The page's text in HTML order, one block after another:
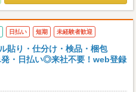
日払い 短期 未経験者歓迎
貼り・仕分け・検品・梱包
・日払い◎来社不要！web登録